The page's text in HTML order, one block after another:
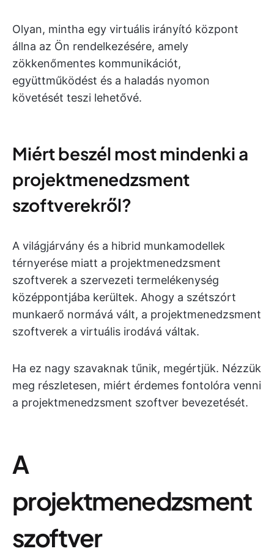
Olyan, mintha egy virtuális irányító központ
állna az Ön rendelkezésére, amely
zökkenőmentes kommunikációt,
együttműködést és a haladás nyomon
követését teszi lehetővé.
Miért beszél most mindenki a
projektmenedzsment
szoftverekről?
A világjárvány és a hibrid munkamodellek
térnyerése miatt a projektmenedzsment
szoftverek a szervezeti termelékenység
középpontjába kerültek. Ahogy a szétszórt
munkaerő normává vált, a projektmenedzsment
szoftverek a virtuális irodává váltak.
Ha ez nagy szavaknak tűnik, megértjük. Nézzük
meg részletesen, miért érdemes fontolóra venni
a projektmenedzsment szoftver bevezetését.
A
projektmenedzsment
szoftver